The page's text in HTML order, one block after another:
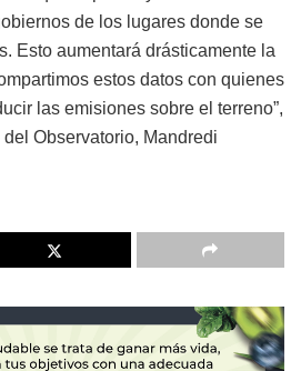
de los lugares donde se
Esto aumentará drásticamente la
estos datos con quienes
las emisiones sobre el terreno”,
Observatorio, Mandredi